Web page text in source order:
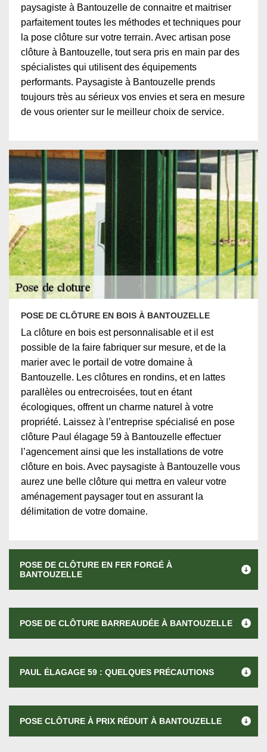
paysagiste à Bantouzelle de connaitre et maitriser
parfaitement toutes les méthodes et techniques pour
la pose clôture sur votre terrain. Avec artisan pose
clôture à Bantouzelle, tout sera pris en main par des
spécialistes qui utilisent des équipements
performants. Paysagiste à Bantouzelle prends
toujours très au sérieux vos envies et sera en mesure
de vous orienter sur le meilleur choix de service.
POSE DE CLÔTURE EN BOIS À BANTOUZELLE
La clôture en bois est personnalisable et il est
possible de la faire fabriquer sur mesure, et de la
marier avec le portail de votre domaine à
Bantouzelle. Les clôtures en rondins, et en lattes
parallèles ou entrecroisées, tout en étant
écologiques, offrent un charme naturel à votre
propriété. Laissez à l’entreprise spécialisé en pose
clôture Paul élagage 59 à Bantouzelle effectuer
l’agencement ainsi que les installations de votre
clôture en bois. Avec paysagiste à Bantouzelle vous
aurez une belle clôture qui mettra en valeur votre
aménagement paysager tout en assurant la
délimitation de votre domaine.
POSE DE CLÔTURE EN FER FORGÉ À
BANTOUZELLE
POSE DE CLÔTURE BARREAUDÉE À BANTOUZELLE
PAUL ÉLAGAGE 59 : QUELQUES PRÉCAUTIONS
POSE CLÔTURE À PRIX RÉDUIT À BANTOUZELLE